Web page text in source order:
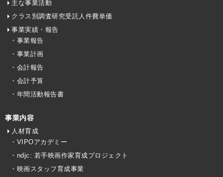
主な事業活動
クラス別調査研究受託人件費単価
事業実績・報告
・事業報告
・事業計画
・会計報告
・会計予算
・年間活動報告書
事業内容
人材育成
・VIPOアカデミー
・ndjc: 若手映画作家育成プロジェクト
・映画スタッフ育成事業